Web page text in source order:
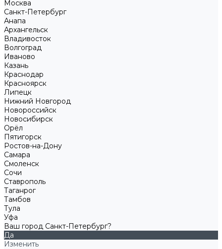
Москва
Санкт-Петербург
Анапа
Архангельск
Владивосток
Волгоград
Иваново
Казань
Краснодар
Красноярск
Липецк
Нижний Новгород
Новороссийск
Новосибирск
Орёл
Пятигорск
Ростов-на-Дону
Самара
Смоленск
Сочи
Ставрополь
Таганрог
Тамбов
Тула
Уфа
Ваш город Санкт-Петербург?
Да
Изменить